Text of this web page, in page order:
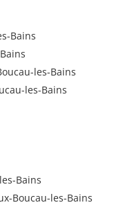
Bains
les-Bains
les-Bains
Bains
Boucau-les-Bains